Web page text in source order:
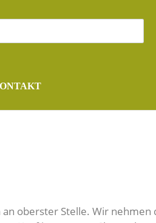
oberster Stelle. Wir